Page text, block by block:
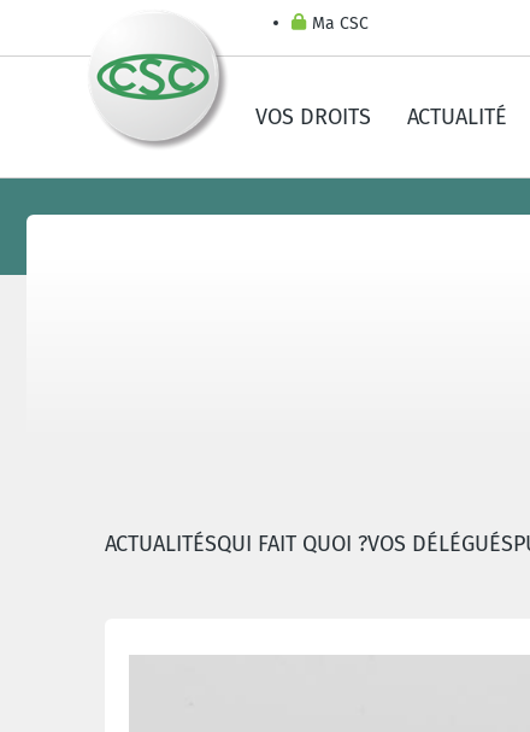
Ma CSC
VOS DROITS ACTUALITÉ
ACTUALITÉSQUI FAIT QUOI ?VOS DÉLÉGUÉS